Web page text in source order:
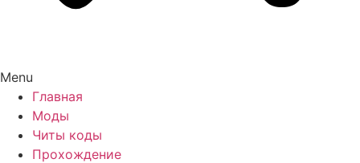
Menu
Главная
Моды
Читы коды
Прохождение